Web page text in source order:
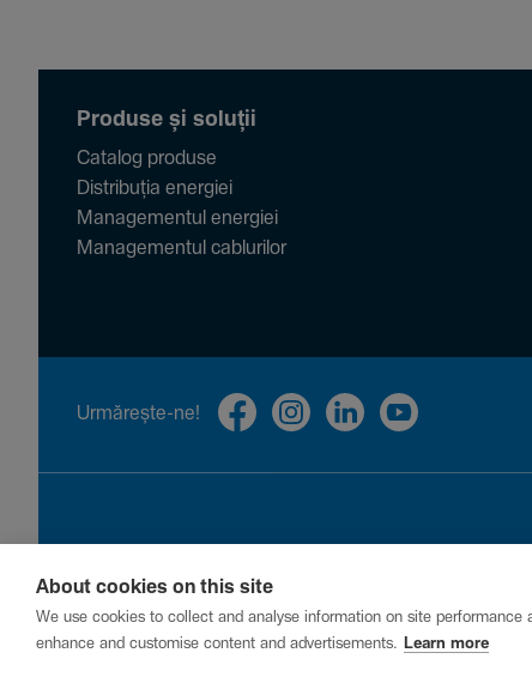
Produse și soluții
Catalog produse
Distribuția energiei
Managementul energiei
Managementul cablurilor
Urmă­rește-ne!
Privacy Cookies
About cookies on this site
We use cookies to collect and analyse information on site
enhance and customise content and advertisements.
Learn more